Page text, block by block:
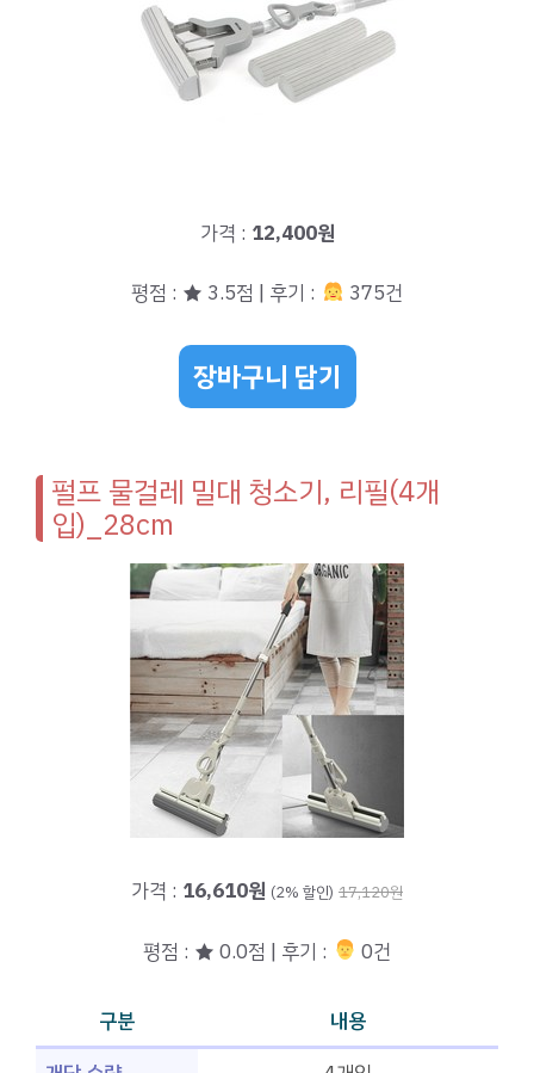
가격 : 12,400원
평점 : ★ 3.5점 | 후기 : 375건
장바구니 담기
펄프 물걸레 밀대 청소기, 리필(4개
입)_28cm
가격 : 16,610원 (2% 할인) 17,120원
평점 : ★ 0.0점 | 후기 : ‍‍ 0건
구분
내용